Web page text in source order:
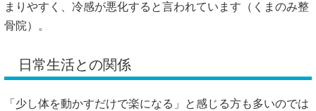
まりやすく、冷感が悪化すると言われています（ くまのみ整
骨院）。
日常生活との関係
「少し体を動かすだけで楽になる」と感じる方も多いのでは